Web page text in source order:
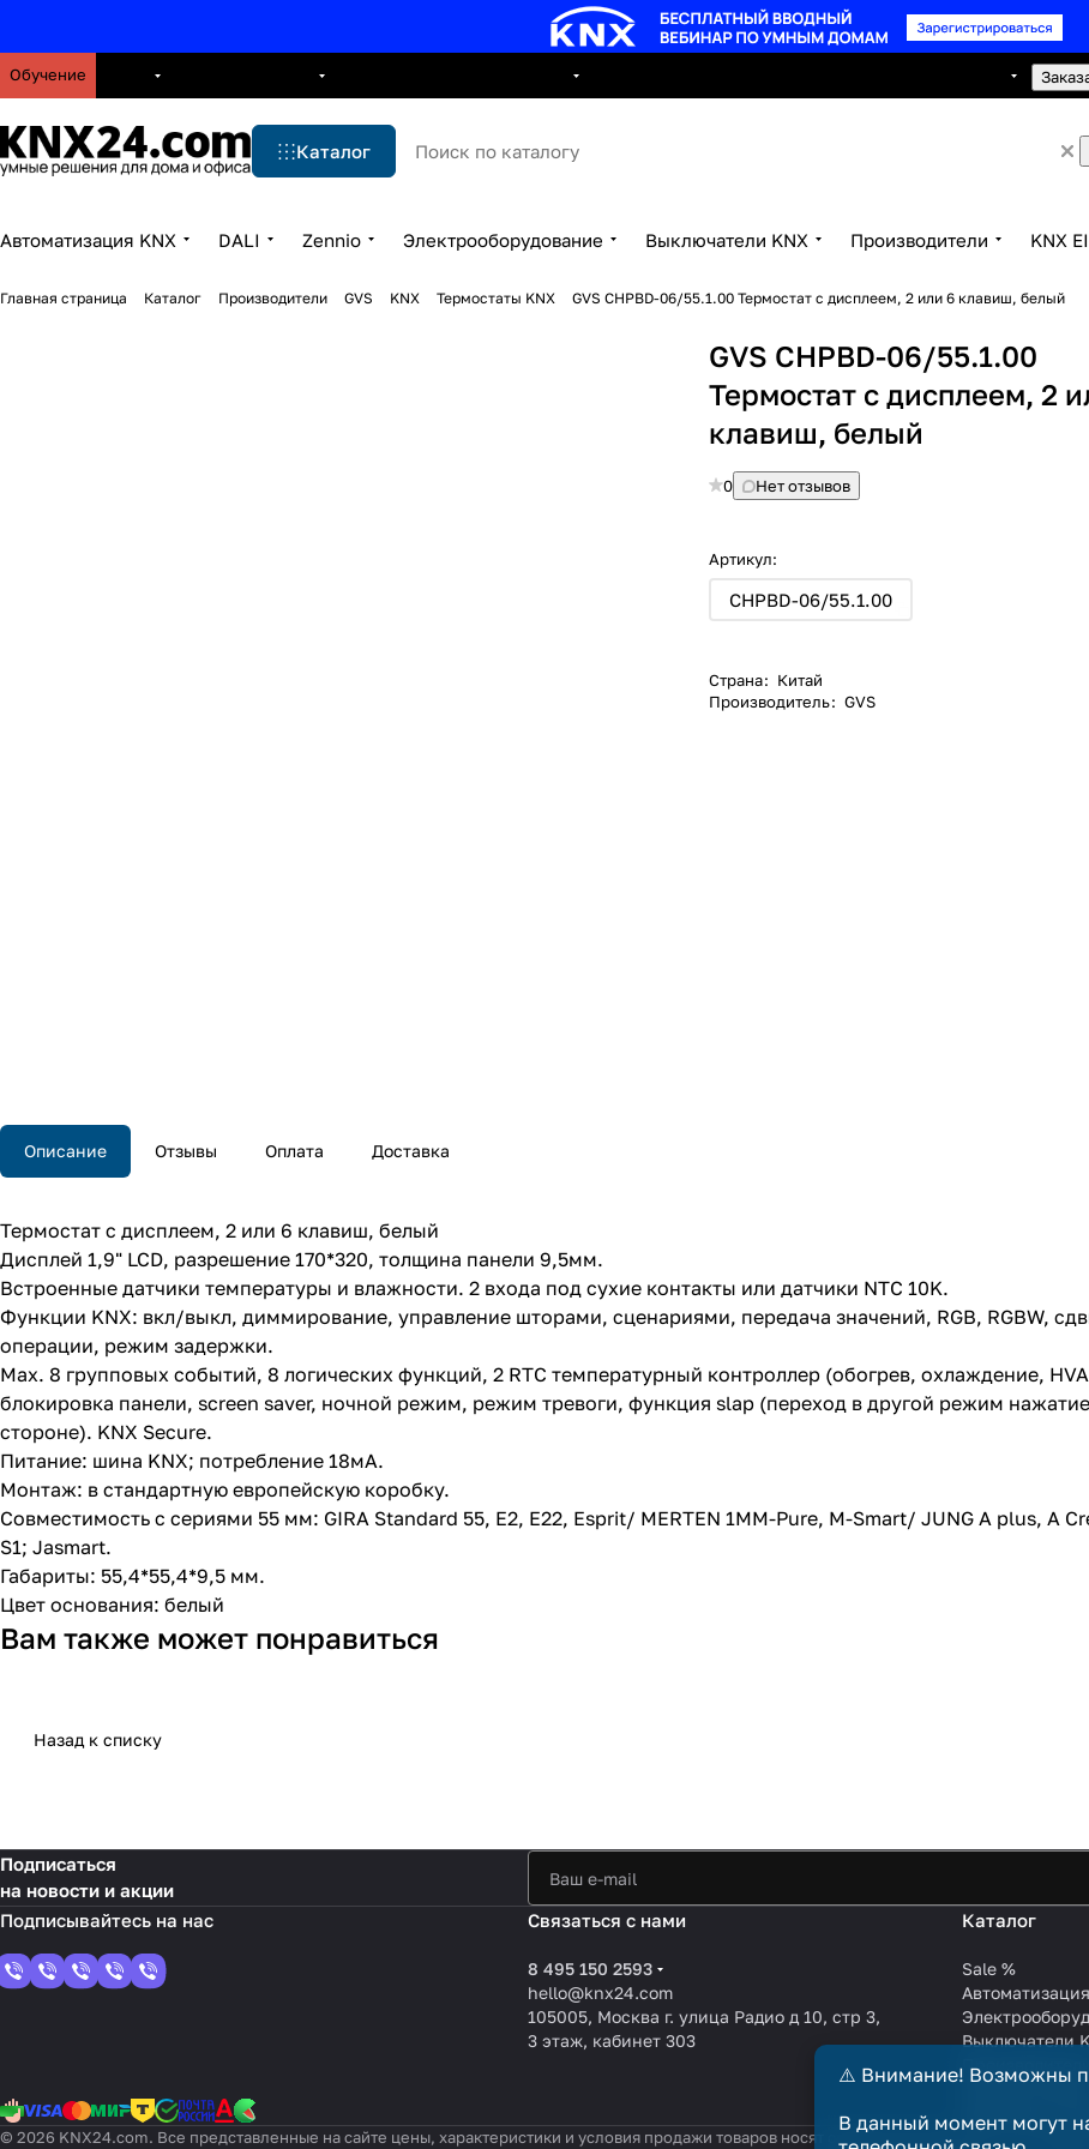
Обучение
Каталог
Автоматизация KNX DALI Zennio Электрооборудование Выключатели KNX Производители KNX
Главная страница Каталог Производители GVS KNX Термостаты KNX GVS CHPBD-06/55.1.00 Термостат с дисплеем, 2 или 6 клавиш, белый
GVS CHPBD-06/55.1.00
Термостат с дисплеем, 2
клавиш, белый
0 Нет отзывов
Артикул:
CHPBD-06/55.1.00
Страна: Китай
Производитель: GVS
Описание Отзывы Оплата Доставка
Термостат с дисплеем, 2 или 6 клавиш, белый
Дисплей 1,9" LCD, разрешение 170*320, толщина панели 9,5мм.
Встроенные датчики температуры и влажности. 2 входа под сухие контакты или датчики NTC 10K.
Функции KNX: вкл/выкл, диммирование, управление шторами, сценариями, передача значений, RGB, RGBW,
операции, режим задержки.
Max. 8 групповых событий, 8 логических функций, 2 RTC температурный контроллер (обогрев, охлаждение,
блокировка панели, screen saver, ночной режим, режим тревоги, функция slap (переход в другой режим
стороне). KNX Secure.
Питание: шина KNX; потребление 18мА.
Монтаж: в стандартную европейскую коробку.
Совместимость с сериями 55 мм: GIRA Standard 55, E2, E22, Esprit/ MERTEN 1MM-Pure, M-Smart/ JUNG A plus, A
S1; Jasmart.
Габариты: 55,4*55,4*9,5 мм.
Цвет основания: белый
Вам также может понравиться
Назад к списку
Подписаться
на новости и акции
Связаться с нами
8 495 150 2593
hello@knx24.com
105005, Москва г. улица Радио д 10, стр 3,
3 этаж, кабинет 303
Каталог
Sale %
Выключатели
Производители
KNX EIB
Зарядные
© 2026 KNX24.com. Все представленные на сайте цены, характеристики и условия продажи товаров носят справочный характер и не
⚠️ Внимание! Возможны
В данный момент могут